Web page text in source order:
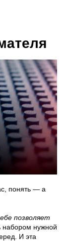
понять — а
позволяет
набором нужной
И эта